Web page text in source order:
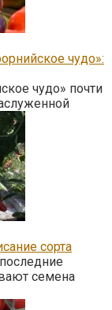
чудо»:
чудо» почти
сорта
семена